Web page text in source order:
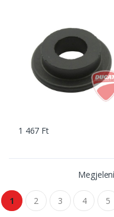
76410011A
1 467 Ft
1 2 3 4 5